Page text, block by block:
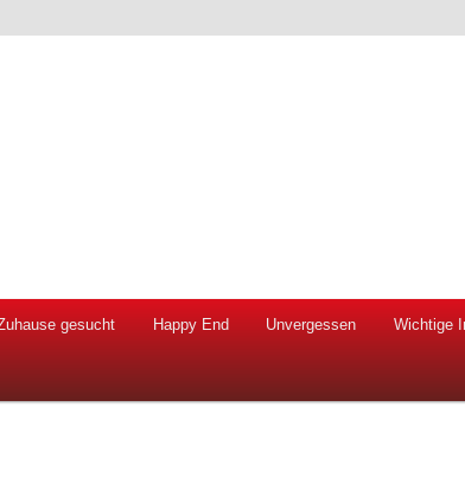
gesucht Happy End Unvergessen Wichtige